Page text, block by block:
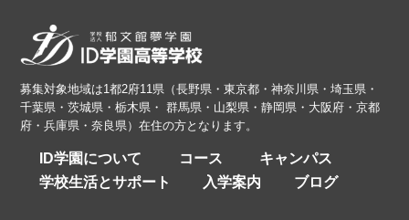
募集対象地域は1都2府11県（長野県・東京都・神奈川県・埼玉県・
千葉県・茨城県・栃木県・ 群馬県・山梨県・静岡県・大阪府・京都
府・兵庫県・奈良県）在住の方となります。
ID学園について コース
キャンパス
学校生活とサポート
入学案内 ブログ